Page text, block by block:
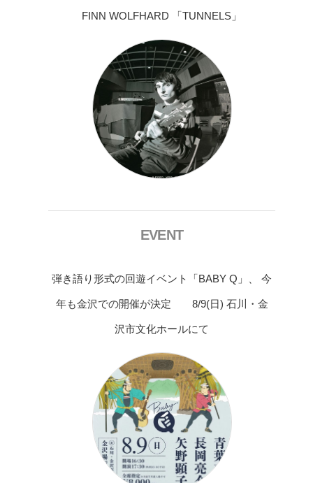
FINN WOLFHARD 「TUNNELS」
EVENT
弾き語り形式の回遊イベント「BABY Q」、 今
年も金沢での開催が決定 8/9(日) 石川・金
沢市文化ホールにて